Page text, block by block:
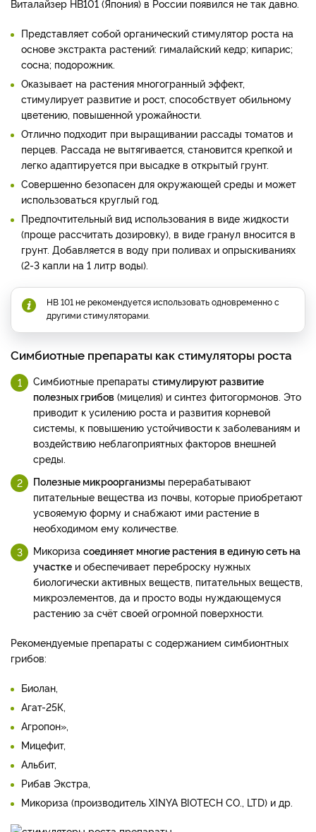
Виталайзер НВ101 (Япония) в России появился не так давно.
Представляет собой органический стимулятор роста на
основе экстракта растений: гималайский кедр; кипарис;
сосна; подорожник.
Оказывает на растения многогранный эффект,
стимулирует развитие и рост, способствует обильному
цветению, повышенной урожайности.
Отлично подходит при выращивании рассады томатов и
перцев. Рассада не вытягивается, становится крепкой и
легко адаптируется при высадке в открытый грунт.
Совершенно безопасен для окружающей среды и может
использоваться круглый год.
Предпочтительный вид использования в виде жидкости
(проще рассчитать дозировку), в виде гранул вносится в
грунт. Добавляется в воду при поливах и опрыскиваниях
(2-3 капли на 1 литр воды).
НВ 101 не рекомендуется использовать одновременно с
другими стимуляторами.
Симбиотные препараты как стимуляторы роста
Симбиотные препараты стимулируют развитие
полезных грибов (мицелия) и синтез фитогормонов. Это
приводит к усилению роста и развития корневой
системы, к повышению устойчивости к заболеваниям и
воздействию неблагоприятных факторов внешней
среды.
Полезные микроорганизмы перерабатывают
питательные вещества из почвы, которые приобретают
усвояемую форму и снабжают ими растение в
необходимом ему количестве.
Микориза соединяет многие растения в единую сеть на
участке и обеспечивает переброску нужных
биологически активных веществ, питательных веществ,
микроэлементов, да и просто воды нуждающемуся
растению за счёт своей огромной поверхности.
Рекомендуемые препараты с содержанием симбионтных
грибов:
Биолан,
Агат-25К,
Агропон»,
Мицефит,
Альбит,
Рибав Экстра,
Микориза (производитель XINYA BIOTECH CO., LTD) и др.